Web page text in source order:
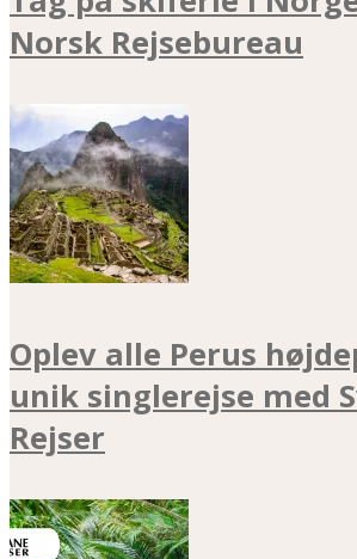
Norsk Rejsebureau
Oplev alle Perus
unik singlerejse med
Rejser